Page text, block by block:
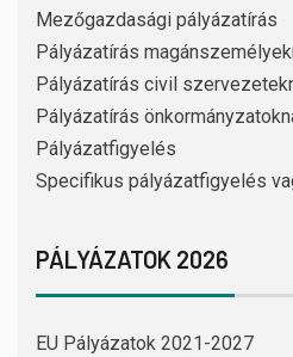
Mezőgazdasági pályázatírás
Pályázatírás
Pályázatírás civil
Pályázatírás
Pályázatfigyelés
Specifikus pályázatfigyelés
PÁLYÁZATOK 2026
EU Pályázatok 2021-2027